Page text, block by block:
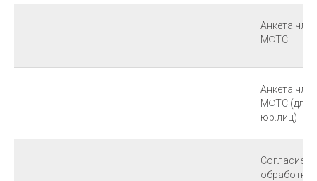
Анкета
МФТС
Анкета
МФТС (для
юр.лиц)
Согласие
обработку